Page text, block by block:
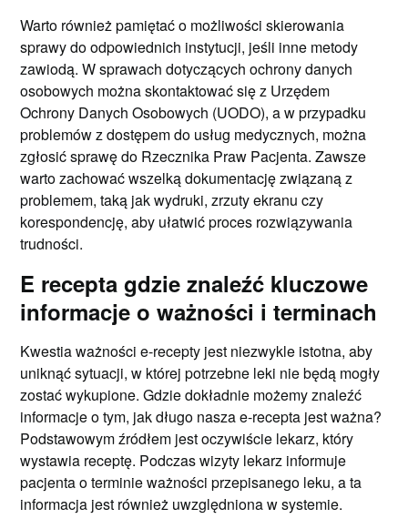
Warto również pamiętać o możliwości skierowania
sprawy do odpowiednich instytucji, jeśli inne metody
zawiodą. W sprawach dotyczących ochrony danych
osobowych można skontaktować się z Urzędem
Ochrony Danych Osobowych (UODO), a w przypadku
problemów z dostępem do usług medycznych, można
zgłosić sprawę do Rzecznika Praw Pacjenta. Zawsze
warto zachować wszelką dokumentację związaną z
problemem, taką jak wydruki, zrzuty ekranu czy
korespondencję, aby ułatwić proces rozwiązywania
trudności.
E recepta gdzie znaleźć kluczowe
informacje o ważności i terminach
Kwestia ważności e-recepty jest niezwykle istotna, aby
uniknąć sytuacji, w której potrzebne leki nie będą mogły
zostać wykupione. Gdzie dokładnie możemy znaleźć
informacje o tym, jak długo nasza e-recepta jest ważna?
Podstawowym źródłem jest oczywiście lekarz, który
wystawia receptę. Podczas wizyty lekarz informuje
pacjenta o terminie ważności przepisanego leku, a ta
informacja jest również uwzględniona w systemie.